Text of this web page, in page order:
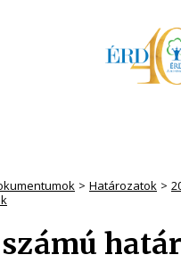
Határozatok
számú